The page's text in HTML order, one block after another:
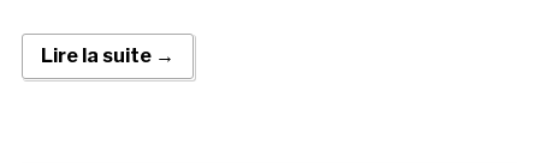
Lire la suite →